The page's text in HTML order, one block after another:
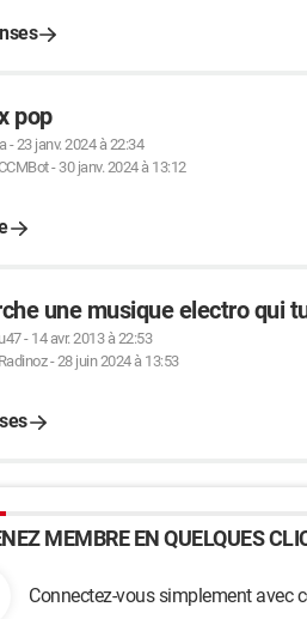
pop
-23 janv. 2024 à 22:34
- 30 janv. 2024 à 13:12
une musique electro qui
- 14 avr. 2013 à 22:53
Radinoz-28 juin 2024 à 13:53
MEMBRE EN QUELQUES
Connectez-vous simplement avec